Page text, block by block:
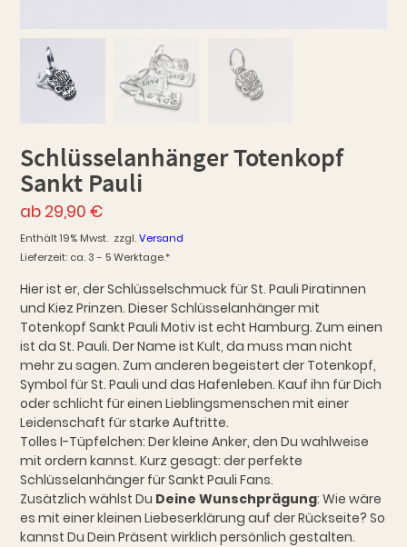
Schlüsselanhänger Totenkopf
Sankt Pauli
ab 29,90€
Enthält 19% Mwst. zzgl.Versand
Lieferzeit: ca. 3 - 5 Werktage.*
Hier ist er, der Schlüsselschmuck für St. Pauli Piratinnen
und Kiez Prinzen. Dieser Schlüsselanhänger mit
Totenkopf Sankt Pauli Motiv ist echt Hamburg. Zum einen
ist da St. Pauli. Der Name ist Kult, da muss man nicht
mehr zu sagen. Zum anderen begeistert der Totenkopf,
Symbol für St. Pauli und das Hafenleben. Kauf ihn für Dich
oder schlicht für einen Lieblingsmenschen mit einer
Leidenschaft für starke Auftritte.
Tolles I-Tüpfelchen: Der kleine Anker, den Du wahlweise
mit ordern kannst. Kurz gesagt: der perfekte
Schlüsselanhänger für Sankt Pauli Fans.
Zusätzlich wählst Du Deine Wunschprägung: Wie wäre
es mit einer kleinen Liebeserklärung auf der Rückseite? So
kannst Du Dein Präsent wirklich persönlich gestalten.